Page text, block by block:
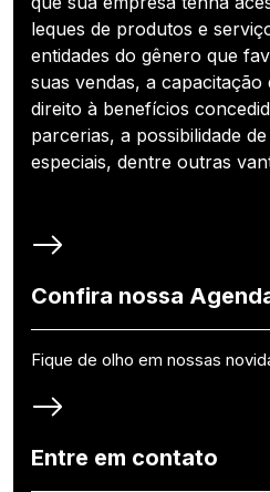
leques de produtos e
entidades do gênero que
suas vendas, a
direito à benefícios
parcerias, a possibilidade
especiais, dentre outras
Confira nossa
Fique de olho em nossas
Entre em contato